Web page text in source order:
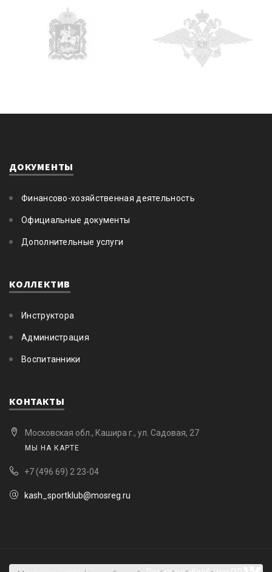
ДОКУМЕНТЫ
Финансово-хозяйственная деятельность
Официальные документы
Дополнительные услуги
КОЛЛЕКТИВ
Инструктора
Администрация
Воспитанники
КОНТАКТЫ
Московская обл., Кашира г., ул. Садовая, 27
МЫ НА КАРТЕ
+7 (496 69) 2 23-04
kash_sportklub@mosreg.ru